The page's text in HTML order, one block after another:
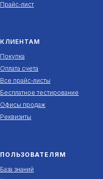
Прайс-лист
КЛИЕНТАМ
Покупка
Оплата счета
Все прайс-листы
Бесплатное тестирование
Офисы продаж
Реквизиты
ПОЛЬЗОВАТЕЛЯМ
База знаний